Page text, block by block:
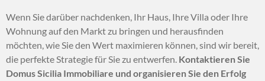
Wenn Sie darüber nachdenken, Ihr Haus, Ihre Villa oder Ihre
Wohnung auf den Markt zu bringen und herausfinden
möchten, wie Sie den Wert maximieren können, sind wir bereit,
die perfekte Strategie für Sie zu entwerfen. Kontaktieren Sie
Domus Sicilia Immobiliare und organisieren Sie den Erfolg